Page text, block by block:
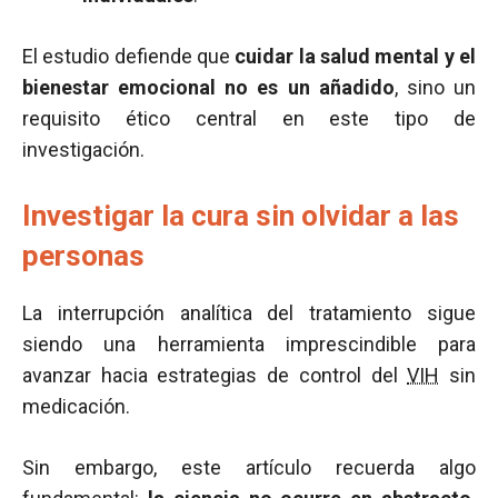
El estudio defiende que cuidar la salud mental y el
bienestar emocional no es un añadido, sino un
requisito ético central en este tipo de
investigación.
Investigar la cura sin olvidar a las
personas
La interrupción analítica del tratamiento sigue
siendo una herramienta imprescindible para
avanzar hacia estrategias de control delVIH sin
medicación.
Sin embargo, este artículo recuerda algo